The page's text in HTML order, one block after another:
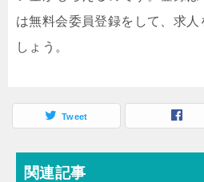
は無料会委員登録をして、求
しょう。
Tweet
関連記事